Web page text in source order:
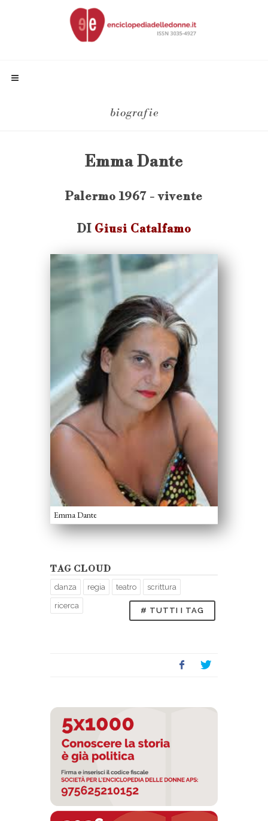
biografie
Emma Dante
Palermo 1967 - vivente
DI Giusi Catalfamo
Emma Dante
TAG CLOUD
danza regia teatro scrittura
ricerca
# TUTTI I TAG